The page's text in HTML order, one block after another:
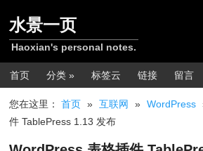
水景一页
Haoxian's personal notes.
主菜单
首页 分类 » 标签云 链接 留言
您在这里：首页 » 互联网 » WordPress
件 TablePress 1.13 发布